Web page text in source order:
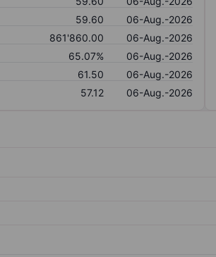
59.60
06-Aug.-2026
861'860.00
06-Aug.-2026
65.07%
06-Aug.-2026
61.50
06-Aug.-2026
57.12 06-Aug.-2026